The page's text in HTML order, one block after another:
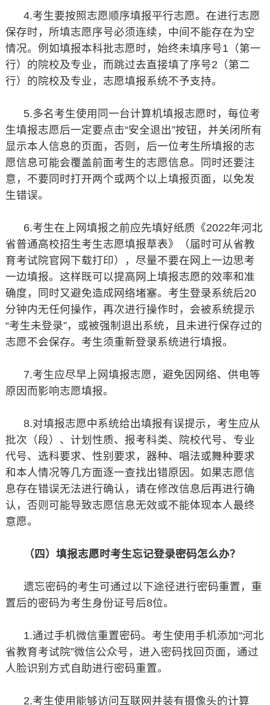
4.考生要按照志愿顺序填报平行志愿。在进行志愿
保存时，所填志愿序号必须连续，中间不能存在为空
情况。例如填报本科批志愿时，始终未填序号1（第一
行）的院校及专业，而跳过去直接填了序号2（第二
行）的院校及专业，志愿填报系统不予支持。
5.多名考生使用同一台计算机填报志愿时，每位考
生填报志愿后一定要点击“安全退出”按钮，并关闭所有
显示本人信息的页面，否则，后一位考生所填报的志
愿信息可能会覆盖前面考生的志愿信息。同时还要注
意，不要同时打开两个或两个以上填报页面，以免发
生错误。
6.考生在上网填报之前应先填好纸质《2022年河北
省普通高校招生考生志愿填报草表》（届时可从省教
育考试院官网下载打印），尽量不要在网上一边思考
一边填报。这样既可以提高网上填报志愿的效率和准
确度，同时又避免造成网络堵塞。考生登录系统后20
分钟内无任何操作，再次进行操作时，会被系统提示
“考生未登录”，或被强制退出系统，且未进行保存过的
志愿不会保存。考生须重新登录系统进行填报。
7.考生应尽早上网填报志愿，避免因网络、供电等
原因而影响志愿填报。
8.对填报志愿中系统给出填报有误提示，考生应从
批次（段）、计划性质、报考科类、院校代号、专业
代号、选科要求、性别要求，器种、唱法或舞种要求
和本人情况等几方面逐一查找出错原因。如果志愿信
息存在错误无法进行确认，请在修改信息后再进行确
认，否则可能导致志愿信息无效或不能体现本人最终
意愿。
（四）填报志愿时考生忘记登录密码怎么办？
遗忘密码的考生可通过以下途径进行密码重置，重
置后的密码为考生身份证号后8位。
1.通过手机微信重置密码。考生使用手机添加“河北
省教育考试院”微信公众号，进入密码找回页面，通过
人脸识别方式自助进行密码重置。
2.考生使用能够访问互联网并装有摄像头的计算